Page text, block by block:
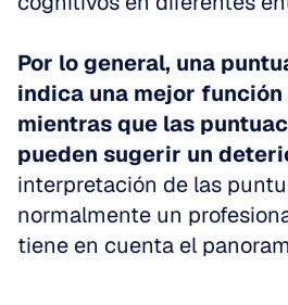
Por lo general, una
indica una mejor
mientras que las
pueden sugerir un
interpretación de las
normalmente un
tiene en cuenta el